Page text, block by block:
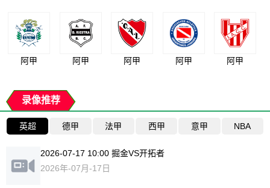
阿甲 阿甲 阿甲 阿甲 阿甲
录像推荐
英超 德甲 法甲 西甲 意甲 NBA
2026-07-17 10:00 掘金VS开拓者
2026年-07月-17日